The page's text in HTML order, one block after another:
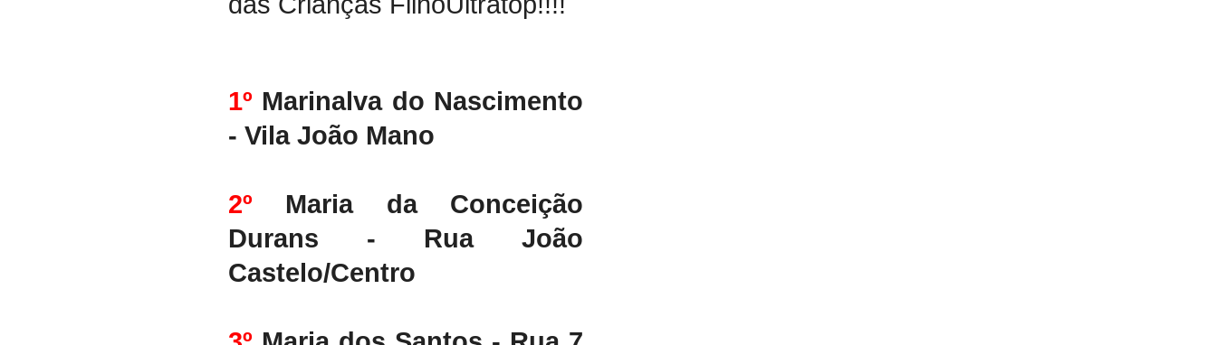
1º Marinalva do Nascimento
- Vila João Mano
2º Maria da Conceição
Durans - Rua João
Castelo/Centro